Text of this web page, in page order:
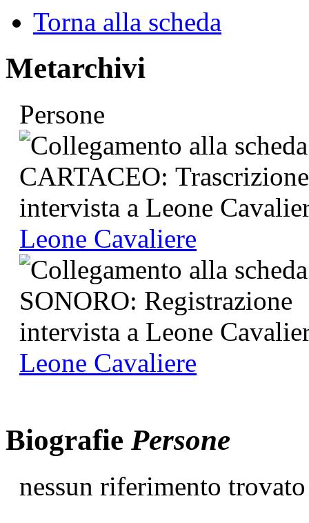
Torna alla scheda
Metarchivi
Persone
Leone Cavaliere
Leone Cavaliere
Biografie Persone
nessun riferimento trovato